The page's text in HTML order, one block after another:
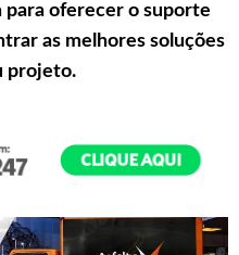
para oferecer o suporte
as melhores soluções
projeto.